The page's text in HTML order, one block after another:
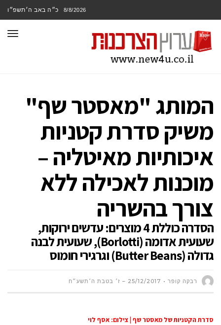
8/8/2026 כ״ה באב ה׳תשפ״ו
המותג "מאסטר שף"
משיק סדרת קטניות
איכותיות מאיטליה –
מוכנות לאכילה ללא
צורך בהשריה
הסדרה כוללת 4 מוצרים: עדשים ירוקות,
שעועית אדומה (Borlotti), שעועית לבנה
גדולה (Butter Beans) וגרגירי חומוס
רבקה קופר 25/12/2017 – ז׳ בטבת ה׳תשע״ח
סדרת הקטניות של מאסטר שף | צילום: אסף לוי